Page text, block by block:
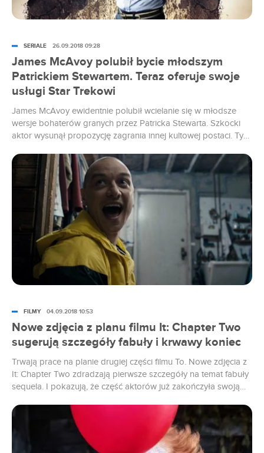
James McAvoy polubił bycie młodszym
Patrickiem Stewartem. Teraz oferuje swoje
usługi Star Trekowi
James McAvoy ewidentnie polubił wcielanie się w młodsze
wersje bohaterów granych przez Patricka Stewarta. Szkocki
aktor wysunął propozycję zagrania innej kultowej postaci. Tym
SERIALE 26.09.2018 09:28
Nowe zdjęcia z planu filmu It: Chapter Two
sugerują szczegóły fabuły i krwawy koniec
Trwają prace na planie drugiej części filmu To. Nowe zdjęcia z
It: Chapter Two zdradzają pierwsze szczegóły na temat fabuły
sequela. I pokazują, że część aktorów już zakończyła swoją
FILMY 04.09.2018 10:53